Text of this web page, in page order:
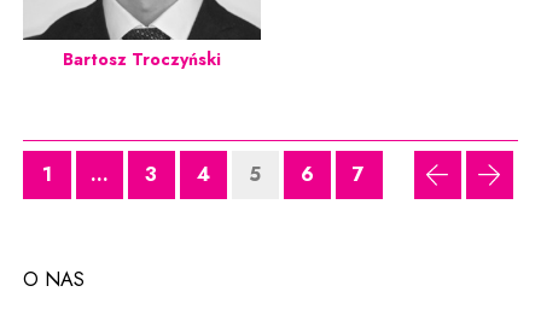
Bartosz Troczyński
1 ... 3 4 5 6 7
O NAS